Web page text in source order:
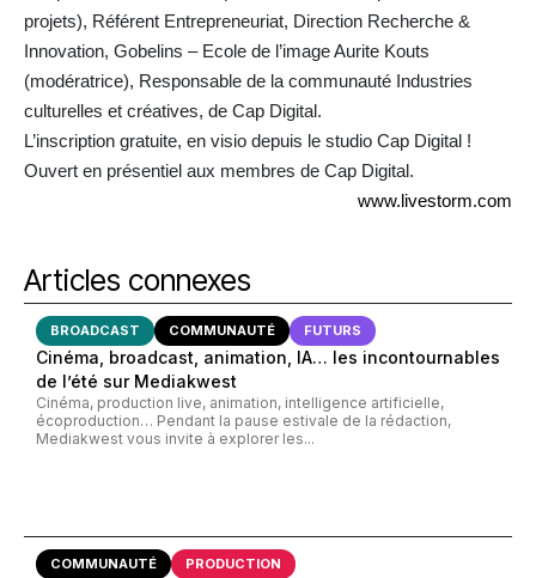
projets), Référent Entrepreneuriat, Direction Recherche &
Innovation, Gobelins – Ecole de l’image Aurite Kouts
(modératrice), Responsable de la communauté Industries
culturelles et créatives, de Cap Digital.
L’inscription gratuite, en visio depuis le studio Cap Digital !
Ouvert en présentiel aux membres de Cap Digital.
www.livestorm.com
Articles connexes
BROADCAST COMMUNAUTÉ FUTURS
Cinéma, broadcast, animation, IA… les incontournables
de l’été sur Mediakwest
Cinéma, production live, animation, intelligence artificielle,
écoproduction… Pendant la pause estivale de la rédaction,
Mediakwest vous invite à explorer les...
COMMUNAUTÉ PRODUCTION